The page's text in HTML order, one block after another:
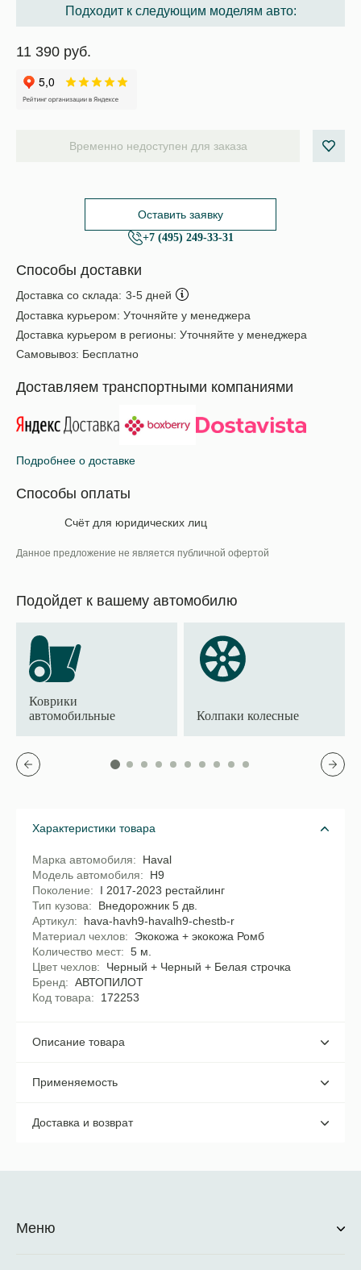
Подходит к следующим моделям авто:
11 390 руб.
Временно недоступен для заказа
Оставить заявку
+7 (495) 249-33-31
Способы доставки
Доставка со склада: 3-5 дней
Доставка курьером: Уточняйте у менеджера
Доставка курьером в регионы: Уточняйте у менеджера
Самовывоз: Бесплатно
Доставляем транспортными компаниями
Подробнее о доставке
Способы оплаты
Счёт для юридических лиц
Данное предложение не является публичной офертой
Подойдет к вашему автомобилю
Коврики
автомобильные
Колпаки колесные
Характеристики товара
Марка автомобиля
Haval
Модель автомобиля
H9
Поколение
I 2017-2023 рестайлинг
Тип кузова
Внедорожник 5 дв.
Артикул
hava-havh9-havalh9-chestb-r
Материал чехлов
Экокожа + экокожа Ромб
Количество мест
5 м.
Цвет чехлов
Черный + Черный + Белая строчка
Бренд
АВТОПИЛОТ
Код товара
172253
Описание товара
Применяемость
Доставка и возврат
Меню